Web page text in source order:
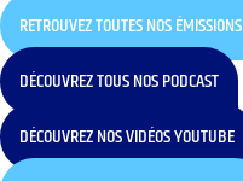
RETROUVEZ TOUTES NOS ÉMISSIONS
DÉCOUVREZ TOUS NOS PODCAST
DÉCOUVREZ NOS VIDÉOS YOUTUBE